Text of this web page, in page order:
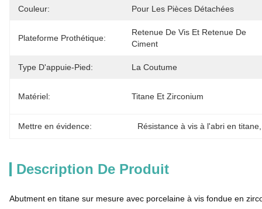
Couleur: Pour Les Pièces Détachées
Plateforme Prothétique:
Retenue De Vis Et Retenue De
Ciment
Type D'appuie-Pied: La Coutume
Matériel: Titane Et Zirconium
Mettre en évidence: Résistance à vis à l'abri en titane
Description De Produit
Abutment en titane sur mesure avec porcelaine à vis fondue en